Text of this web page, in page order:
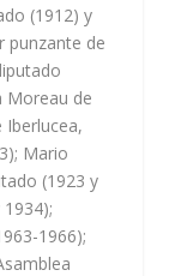
(1912) y
punzante de
Moreau de
Iberlucea,
Mario
(1923 y
1966);